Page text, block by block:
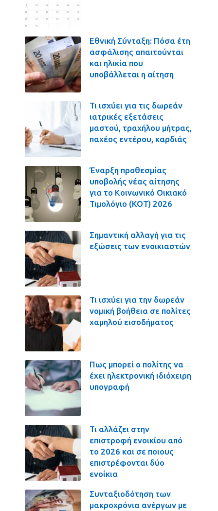
Εθνική Σύνταξη: Πόσα έτη
ασφάλισης απαιτούνται
και ηλικία που
υποβάλλεται η αίτηση
Τι ισχύει για τις δωρεάν
ιατρικές εξετάσεις
μαστού, τραχήλου μήτρας,
παχέος εντέρου, καρδιάς
Έναρξη προθεσμίας
υποβολής νέας αίτησης
για το Κοινωνικό Οικιακό
Τιμολόγιο (ΚΟΤ) 2026
Σημαντική αλλαγή για τις
εξώσεις των ενοικιαστών
Τι ισχύει για την δωρεάν
νομική βοήθεια σε πολίτες
χαμηλού εισοδήματος
Πως μπορεί ο πολίτης να
έχει ηλεκτρονική ιδιόχειρη
υπογραφή
Τι αλλάζει στην
επιστροφή ενοικίου από
το 2026 και σε ποιους
επιστρέφονται δύο
ενοίκια
Συνταξιοδότηση των
μακροχρόνια ανέργων με